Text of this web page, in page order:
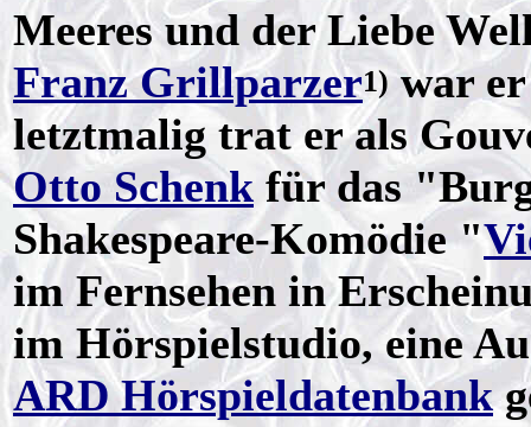
Meeres und der Liebe
Franz Grillparzer1) war er
letztmalig trat er als
Otto Schenk für das
Shakespeare-Komödie "
im Fernsehen in
im Hörspielstudio, eine
ARD Hörspieldatenbank